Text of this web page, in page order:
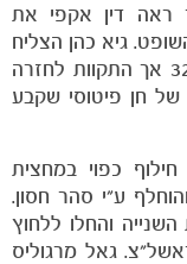
ראה דין אקפי את
גיא כהן הצליח
לצמק לזכות מכבי ת"א 'שחר' בדקה ה-32 אך התקוות לחזרה
חן פיטוסי שקבע
כפוי במחצית
ע"י סהר חסון.
והחלו ללחוץ
גאל מרגוליס